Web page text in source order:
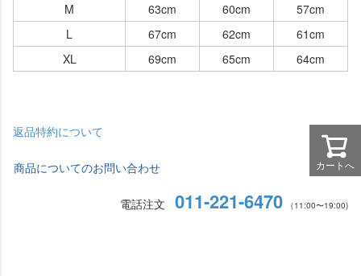
M
63cm 60cm
57cm
L
67cm 62cm
61cm
XL
69cm 65cm 64cm
返品特約について
商品についてのお問い合わせ
電話注文 011-221-6470 （11:00〜19:00)
カートへ